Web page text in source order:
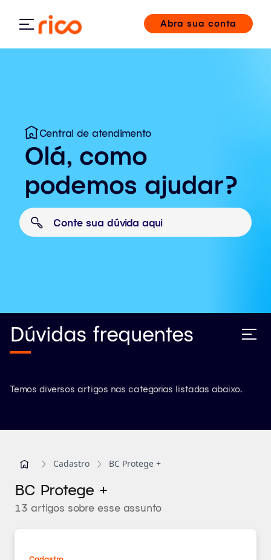
Abra sua conta
Central de atendimento
Olá, como
podemos ajudar?
Dúvidas frequentes
Temos diversos artigos nas categorias listadas abaixo.
Cadastro BC Protege +
BC Protege +
13 artigos sobre esse assunto